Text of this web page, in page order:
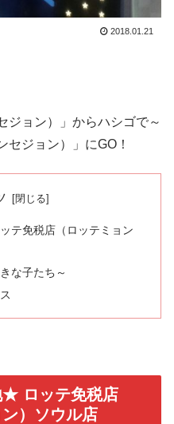
2018.01.21
ジョン）」からハシゴで～
セジョン）」にGO！
テ免税店（ロッテミョン
な子たち～
★ ロッテ免税店
ン）ソウル店